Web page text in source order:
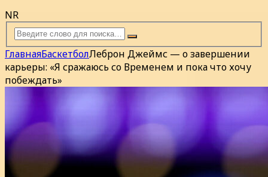
NR
ГлавнаяБаскетболЛеброн Джеймс — о завершении
карьеры: «Я сражаюсь со Временем и пока что хочу
побеждать»